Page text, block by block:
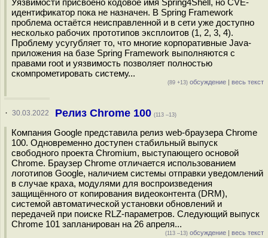
Уязвимости присвоено кодовое имя Spring4Shell, но CVE-
идентификатор пока не назначен. В Spring Framework
проблема остаётся неисправленной и в сети уже доступно
несколько рабочих прототипов эксплоитов (1, 2, 3, 4).
Проблему усугубляет то, что многие корпоративные Java-
приложения на базе Spring Framework выполняются с
правами root и уязвимость позволяет полностью
скомпрометировать систему...
(89 +13) обсуждение | весь текст
· 30.03.2022 Релиз Chrome 100 (113 –13)
Компания Google представила релиз web-браузера Chrome
100. Одновременно доступен стабильный выпуск
свободного проекта Chromium, выступающего основой
Chrome. Браузер Chrome отличается использованием
логотипов Google, наличием системы отправки уведомлений
в случае краха, модулями для воспроизведения
защищённого от копирования видеоконтента (DRM),
системой автоматической установки обновлений и
передачей при поиске RLZ-параметров. Следующий выпуск
Chrome 101 запланирован на 26 апреля...
(113 –13) обсуждение | весь текст